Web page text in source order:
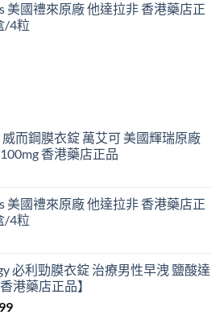
$799
through
美國禮來原廠 他達拉非 香港藥店正
/4粒
威而鋼膜衣錠 萬艾可 美國輝瑞原廠
香港藥店正品
is:美國禮來原廠 他達拉非 香港藥店正
/4粒
必利勁膜衣錠 治療男性早洩 鹽酸達
港藥店正品】
Price